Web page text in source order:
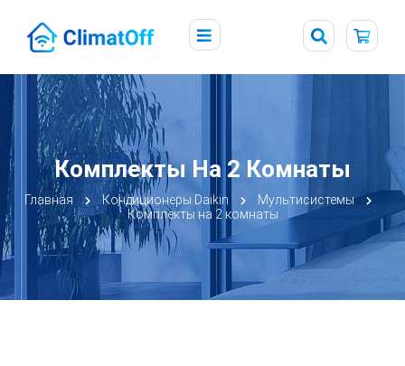
Комплекты На 2 Комнаты
Главная Кондиционеры Daikin
Мультисистемы
Комплекты на 2 комнаты